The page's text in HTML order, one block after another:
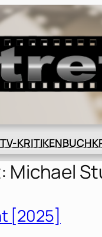
KRITIKEN
Michael
[2025]